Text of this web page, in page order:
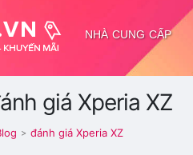
NHÀ CUNG CẤP
giá Xperia XZ
> đánh giá Xperia XZ